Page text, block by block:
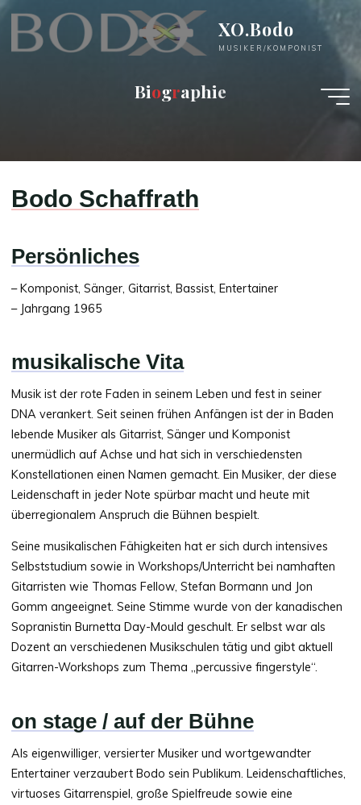
Zum
Inhalt
springen
XO.Bodo
MUSIKER/KOMPONIST
Biographie
Bodo Schaffrath
Persönliches
– Komponist, Sänger, Gitarrist, Bassist, Entertainer
– Jahrgang 1965
musikalische Vita
Musik ist der rote Faden in seinem Leben und fest in seiner
DNA verankert. Seit seinen frühen Anfängen ist der in Baden
lebende Musiker als Gitarrist, Sänger und Komponist
unermüdlich auf Achse und hat sich in verschiedensten
Konstellationen einen Namen gemacht. Ein Musiker, der diese
Leidenschaft in jeder Note spürbar macht und heute mit
überregionalem Anspruch die Bühnen bespielt.
Seine musikalischen Fähigkeiten hat er sich durch intensives
Selbststudium sowie in Workshops/Unterricht bei namhaften
Gitarristen wie Thomas Fellow, Stefan Bormann und Jon
Gomm angeeignet. Seine Stimme wurde von der kanadischen
Sopranistin Burnetta Day-Mould geschult. Er selbst war als
Dozent an verschiedenen Musikschulen tätig und gibt aktuell
Gitarren-Workshops zum Thema „percussive fingerstyle“.
on stage / auf der Bühne
Als eigenwilliger, versierter Musiker und wortgewandter
Entertainer verzaubert Bodo sein Publikum. Leidenschaftliches,
virtuoses Gitarrenspiel, große Spielfreude sowie eine